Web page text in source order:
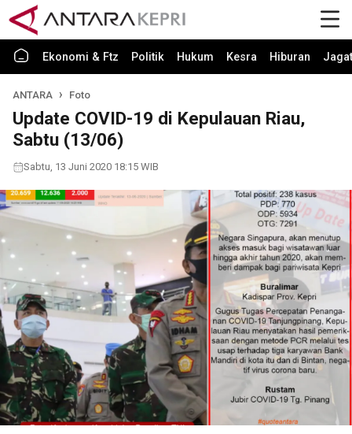
Ekonomi & Ftz Politik Hukum Kesra Hiburan Jagat
ANTARA Foto
Update COVID-19 di Kepulauan Riau,
Sabtu (13/06)
Sabtu, 13 Juni 2020 18:15 WIB